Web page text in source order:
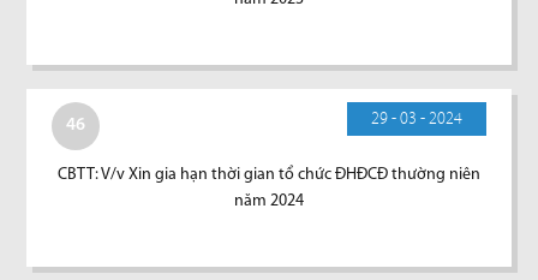
46 29 - 03 - 2024
CBTT: V/v Xin gia hạn thời gian tổ chức ĐHĐCĐ thường niên
năm 2024